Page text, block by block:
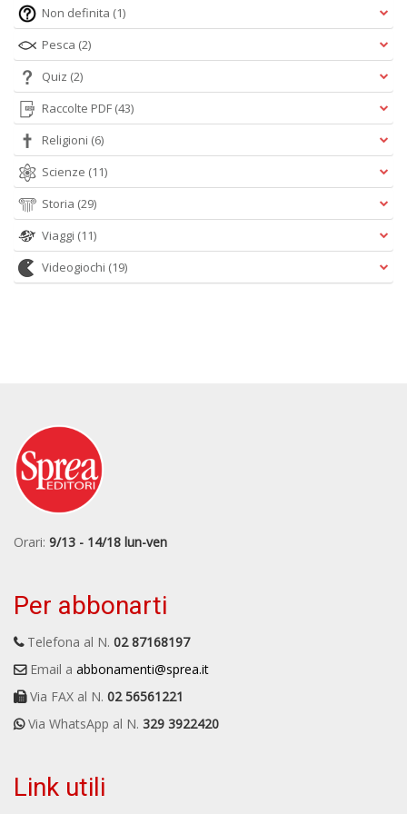
Non definita (1)
Pesca (2)
Quiz (2)
Raccolte PDF (43)
Religioni (6)
Scienze (11)
Storia (29)
Viaggi (11)
Videogiochi (19)
Orari: 9/13 - 14/18 lun-ven
Per abbonarti
Telefona al N. 02 87168197
Email a abbonamenti@sprea.it
Via FAX al N. 02 56561221
Via WhatsApp al N. 329 3922420
Link utili